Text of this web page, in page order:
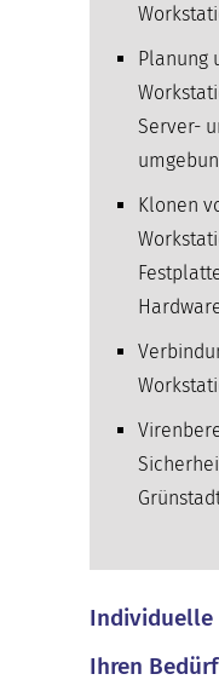
Planung
Server-
Klonen
Individuelle
Ihren